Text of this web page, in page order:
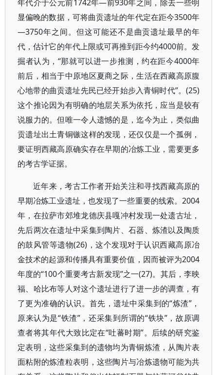
年代介于公元前1742年—前930年之间，除去一些明
显偏晚的数据，可将曲贡遗址的年代定在距今3500年
—3750年之间。但这可能还不是曲贡遗址最早的年
代，估计它的年代上限或可再推到距今约4000前。发
掘者认为，“那就可以进一步推测，约在距今4000年
前后，相当于中原地区夏商之际，生活在西藏高原腹
心地带的曲贡遗址先民已经开始步入青铜时代”。(25)
这个推论因为有明确的地层关系为依托，应当是较有
说服力的。但唯一令人遗憾的是，迄今为止，类似曲
贡遗址出土青铜镞这样的发现，还仅仅是一个孤例，
要证明西藏高原确实存在早期的冶炼工业，需要更多
的考古学证据。
近年来，考古工作者开始关注和寻找西藏高原的
早期冶炼工业遗址，也发现了一些重要的线索。2004
年，在拉萨市郊堆龙德庆县嘎冲村发现一处遗古址，
先后两次在遗址中采集到陶片、石器、炼渣以及陶质
的鼓风管等遗物(26)，这个发现对于认识西藏高原冶
金技术的起源和传播具有重要价值，因而被评为2004
年度的“100个重要考古新发现”之一(27)。其后，李映
福、哈比布等人对这个遗址进行了进一步的调查，有
了更为准确的认识。首先，遗址中采集到的“炼渣”，
原来认为是“铁渣”，还采集到所谓的“铁块”，故原调
查者将其年代大致比定在“吐蕃时期”。后续的研究鉴
定表明，这些采集到的遗物均为青铜炼渣，从陶片表
面粘附的炼渣粒表明，这些陶片与冶炼遗物可能为共